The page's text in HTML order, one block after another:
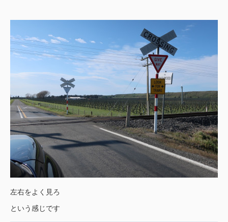
左右をよく見ろ
という感じです